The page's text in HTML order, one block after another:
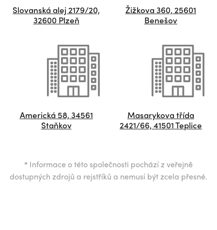
Slovanská alej 2179/20,
32600 Plzeň
Žižkova 360, 25601
Benešov
Americká 58, 34561
Staňkov
Masarykova třída
2421/66, 41501 Teplice
* Informace o této společnosti pochází z veřejně
dostupných zdrojů a rejstříků a nemusí být zcela přesné.